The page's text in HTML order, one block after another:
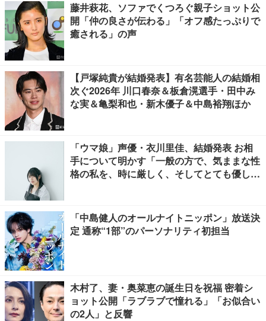
藤井萩花、ソファでくつろぐ親子ショット公
開「仲の良さが伝わる」「オフ感たっぷりで
癒される」の声
【戸塚純貴が結婚発表】有名芸能人の結婚相
次ぐ2026年 川口春奈＆板倉滉選手・田中み
な実＆亀梨和也・新木優子＆中島裕翔ほか
「ウマ娘」声優・衣川里佳、結婚発表 お相
手について明かす「一般の方で、気ままな性
格の私を、時に厳しく、そしてとても優し
「中島健人のオールナイトニッポン」放送決
定 通称“1部”のパーソナリティ初担当
木村了、妻・奥菜恵の誕生日を祝福 密着シ
ョット公開「ラブラブで憧れる」「お似合い
の2人」と反響